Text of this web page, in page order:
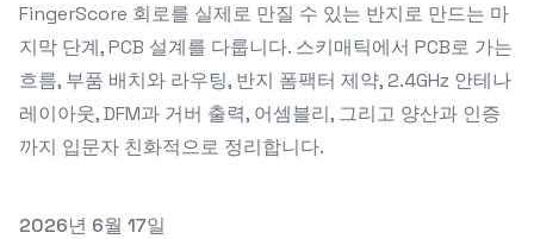
FingerScore 회로를 실제로 만질 수 있는 반지로 만드는 마
지막 단계, PCB 설계를 다룹니다. 스키매틱에서 PCB로 가는
흐름, 부품 배치와 라우팅, 반지 폼팩터 제약, 2.4GHz 안테나
레이아웃, DFM과 거버 출력, 어셈블리, 그리고 양산과 인증
까지 입문자 친화적으로 정리합니다.
Published on
2026년 6월 17일